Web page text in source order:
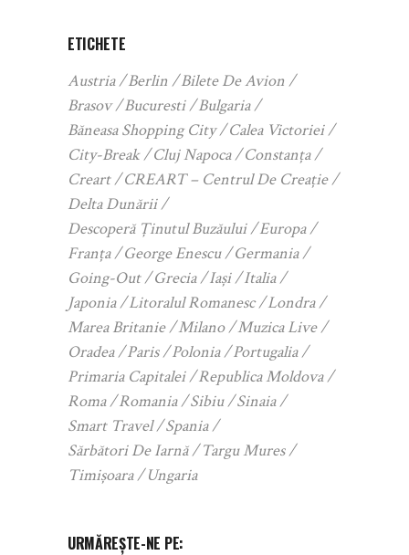
ETICHETE
Austria Berlin
Bilete De Avion
Brasov
Bucuresti
Bulgaria
Băneasa Shopping City
Calea Victoriei
City-Break
Cluj Napoca
Constanța
Creart
CREART – Centrul De Creație
Delta Dunării
Descoperă Ținutul Buzăului
Europa
Franța
George Enescu
Germania
Going-Out
Grecia Iași
Italia
Japonia
Litoralul Romanesc
Londra
Marea Britanie
Milano
Muzica Live
Oradea
Paris Polonia
Portugalia
Primaria Capitalei
Republica Moldova
Roma
Romania Sibiu
Sinaia
Smart Travel
Spania
Sărbători De Iarnă
Targu Mures
Timișoara
Ungaria
URMĂREȘTE-NE PE: